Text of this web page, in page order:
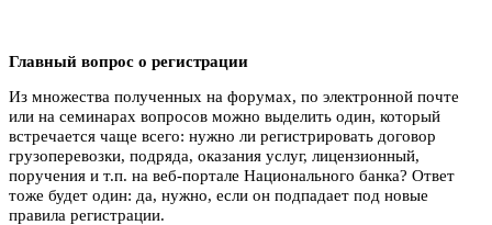
Главный вопрос о регистрации
Из множества полученных на форумах, по электронной почте
или на семинарах вопросов можно выделить один, который
встречается чаще всего: нужно ли регистрировать договор
грузоперевозки, подряда, оказания услуг, лицензионный,
поручения и т.п. на веб-портале Национального банка? Ответ
тоже будет один: да, нужно, если он подпадает под новые
правила регистрации.